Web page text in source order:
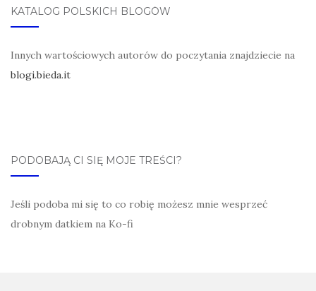
KATALOG POLSKICH BLOGÓW
Innych wartościowych autorów do poczytania znajdziecie na
blogi.bieda.it
PODOBAJĄ CI SIĘ MOJE TREŚCI?
Jeśli podoba mi się to co robię możesz mnie wesprzeć
drobnym datkiem na Ko-fi